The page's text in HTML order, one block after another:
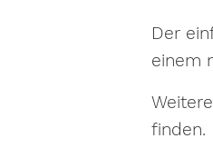
Der
einem
finden.